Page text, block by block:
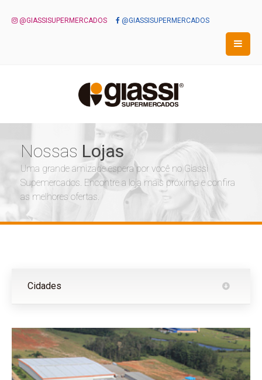
@GIASSISUPERMERCADOS @GIASSISUPERMERCADOS
Nossas Lojas
Uma grande amizade espera por você no Giassi
Supemercados. Encontre a loja mais próxima e confira
as melhores ofertas.
Cidades